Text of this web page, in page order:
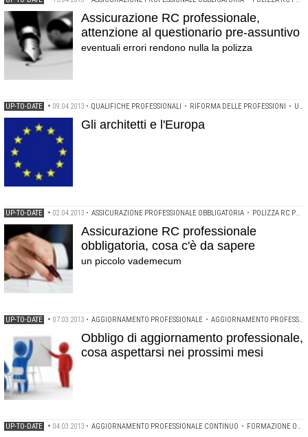
Assicurazione RC professionale,
attenzione al questionario pre-assuntivo
eventuali errori rendono nulla la polizza
UP-TO-DATE • 09.04.2013 • QUALIFICHE PROFESSIONALI • RIFORMA DELLE PROFESSIONI • UNIONE EUROPEA
Gli architetti e l'Europa
UP-TO-DATE • 02.04.2013 • ASSICURAZIONE PROFESSIONALE OBBLIGATORIA • POLIZZA RC PROFESSIONALE
Assicurazione RC professionale
obbligatoria, cosa c'è da sapere
un piccolo vademecum
UP-TO-DATE • 07.03.2013 • AGGIORNAMENTO PROFESSIONALE • AGGIORNAMENTO PROFESSIONALE CONTINUO
Obbligo di aggiornamento professionale,
cosa aspettarsi nei prossimi mesi
UP-TO-DATE • 04.03.2013 • AGGIORNAMENTO PROFESSIONALE CONTINUO • FORMAZIONE OBBLIGATORIA